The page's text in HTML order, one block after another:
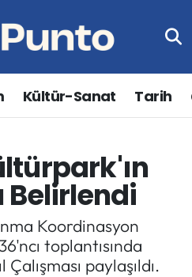
Kültür-Sanat Tarih
Belirlendi
Koordinasyon
toplantısında
paylaşıldı.